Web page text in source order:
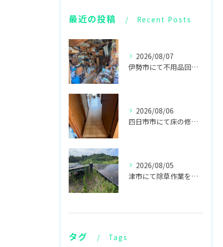
最近の投稿 Recent Posts
2026/08/07
伊勢市にて不用品回収と見積もり、志摩市にて見積もりをしてきました！
2026/08/06
四日市市にて床の修繕リフォームをしてきました！
2026/08/05
津市にて除草作業をしてきました！
タグ Tags